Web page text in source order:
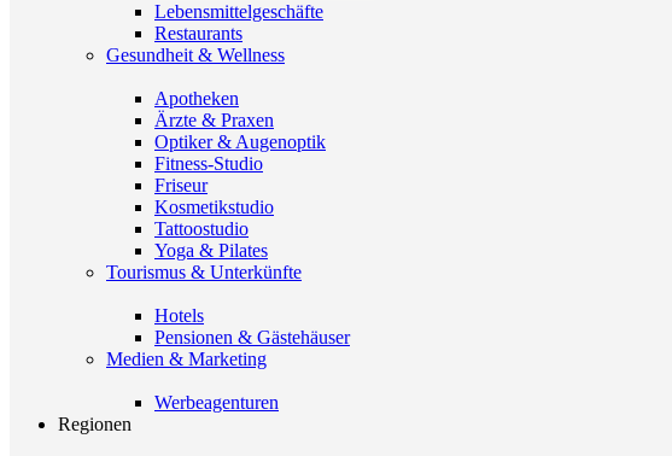
Lebensmittelgeschäfte
Restaurants
Gesundheit & Wellness
Apotheken
Ärzte & Praxen
Optiker & Augenoptik
Fitness-Studio
Friseur
Kosmetikstudio
Tattoostudio
Yoga & Pilates
Tourismus & Unterkünfte
Hotels
Pensionen & Gästehäuser
Medien & Marketing
Werbeagenturen
Regionen